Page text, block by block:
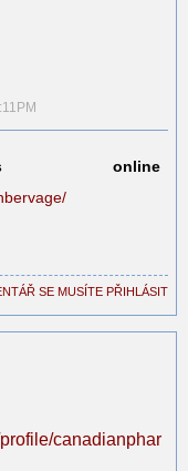
online
SE MUSÍTE PŘIHLÁSIT
canadianphar